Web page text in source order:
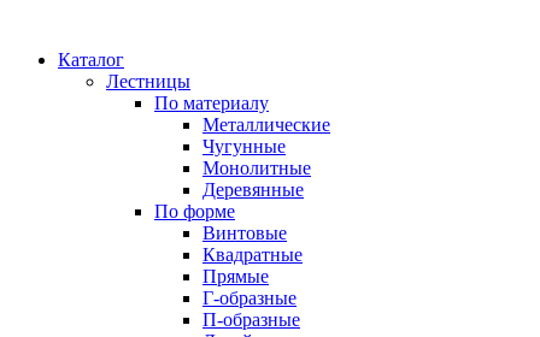
Каталог
Лестницы
По материалу
Металлические
Чугунные
Монолитные
Деревянные
По форме
Винтовые
Квадратные
Прямые
Г-образные
П-образные